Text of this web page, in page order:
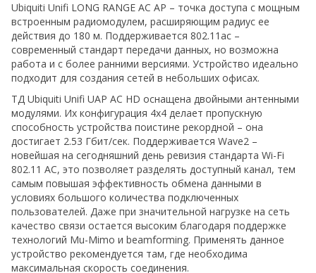
Ubiquiti Unifi LONG RANGE AC AP – точка доступа с мощным
встроенным радиомодулем, расширяющим радиус ее
действия до 180 м. Поддерживается 802.11ac –
современный стандарт передачи данных, но возможна
работа и с более ранними версиями. Устройство идеально
подходит для создания сетей в небольших офисах.
ТД Ubiquiti Unifi UAP AC HD оснащена двойными антенными
модулями. Их конфигурация 4x4 делает пропускную
способность устройства поистине рекордной – она
достигает 2.53 Гбит/сек. Поддерживается Wave2 –
новейшая на сегодняшний день ревизия стандарта Wi-Fi
802.11 AC, это позволяет разделять доступный канал, тем
самым повышая эффективность обмена данными в
условиях большого количества подключенных
пользователей. Даже при значительной нагрузке на сеть
качество связи остается высоким благодаря поддержке
технологий Mu-Mimo и beamforming. Применять данное
устройство рекомендуется там, где необходима
максимальная скорость соединения.